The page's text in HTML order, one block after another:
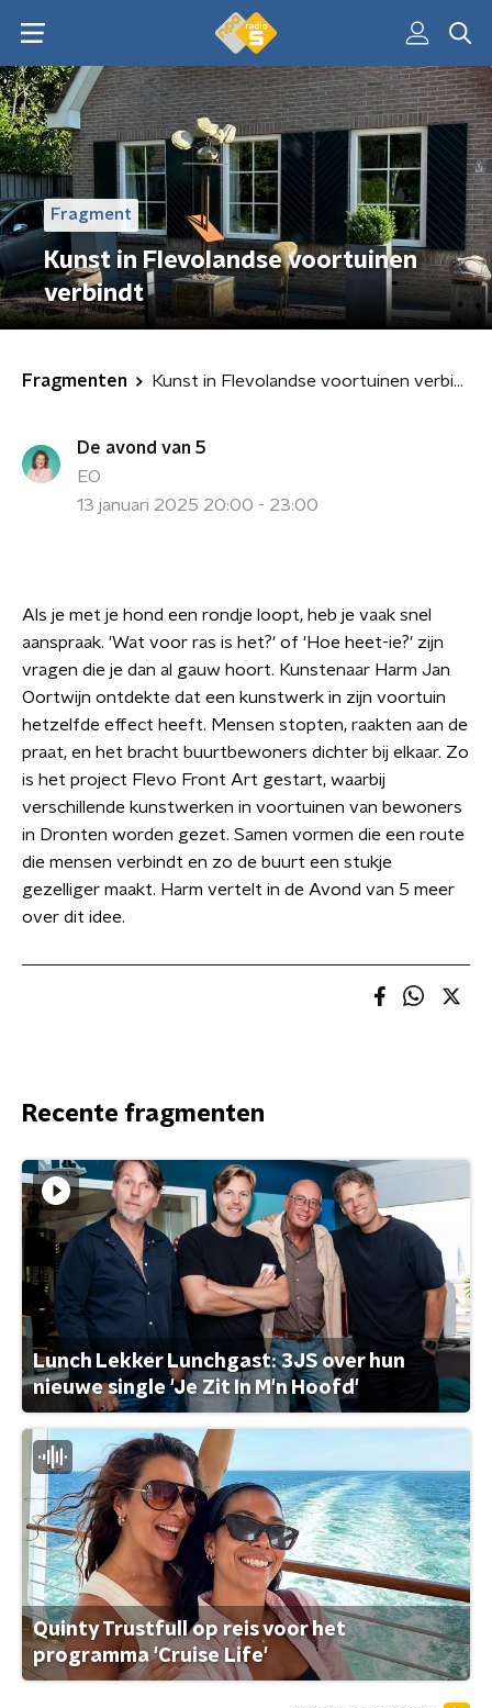
Fragment
Kunst in Flevolandse voortuinen
verbindt
Fragmenten Kunst in Flevolandse voortuinen verbindt
De avond van 5
EO
13 januari 2025 20:00 - 23:00
Als je met je hond een rondje loopt, heb je vaak snel
aanspraak. 'Wat voor ras is het?' of 'Hoe heet-ie?' zijn
vragen die je dan al gauw hoort. Kunstenaar Harm Jan
Oortwijn ontdekte dat een kunstwerk in zijn voortuin
hetzelfde effect heeft. Mensen stopten, raakten aan de
praat, en het bracht buurtbewoners dichter bij elkaar. Zo
is het project Flevo Front Art gestart, waarbij
verschillende kunstwerken in voortuinen van bewoners
in Dronten worden gezet. Samen vormen die een route
die mensen verbindt en zo de buurt een stukje
gezelliger maakt. Harm vertelt in de Avond van 5 meer
over dit idee.
Recente fragmenten
Lunch Lekker Lunchgast: 3JS over hun
nieuwe single 'Je Zit In M'n Hoofd'
Quinty Trustfull op reis voor het
programma 'Cruise Life'